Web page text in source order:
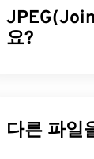
제공합니다.
사용됩니다.
프로그램으로
일을 여는 데
요?
JPEG 파일은
JPEG 압축 도